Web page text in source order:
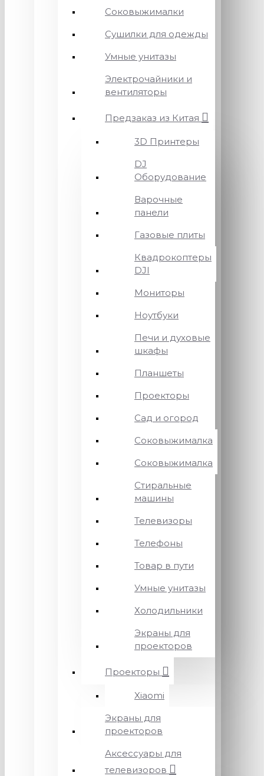
Соковыжималки
Сушилки для одежды
Умные унитазы
Электрочайники и
вентиляторы
Предзаказ из Китая
3D Принтеры
DJ
Оборудование
Варочные
панели
Газовые плиты
Квадрокоптеры
DJI
Мониторы
Ноутбуки
Печи и духовые
шкафы
Планшеты
Проекторы
Сад и огород
Соковыжималка
Соковыжималка
Стиральные
машины
Телевизоры
Телефоны
Товар в пути
Умные унитазы
Холодильники
Экраны для
проекторов
Проекторы
Xiaomi
Экраны для
проекторов
Аксессуары для
телевизоров